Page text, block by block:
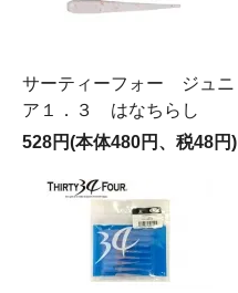
サーティーフォー ジュニ
ア１．３ はなちらし
528円(本体480円、税48円)